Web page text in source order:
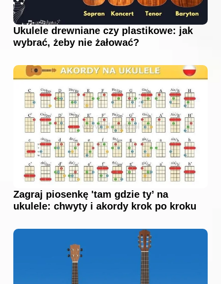
Ukulele drewniane czy plastikowe: jak
wybrać, żeby nie żałować?
Zagraj piosenkę 'tam gdzie ty’ na
ukulele: chwyty i akordy krok po kroku